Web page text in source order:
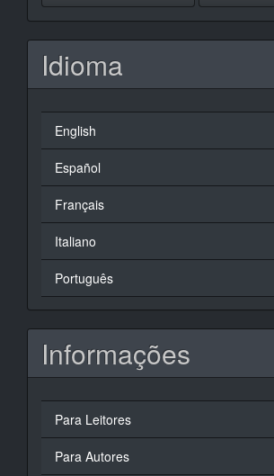
Idioma
English
Español
Français
Italiano
Português
Informações
Para Leitores
Para Autores